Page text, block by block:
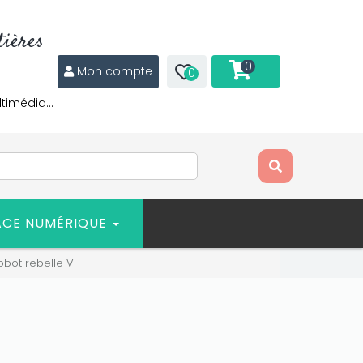
Mon compte 0 0
NUMÉRIQUE
rebelle VI